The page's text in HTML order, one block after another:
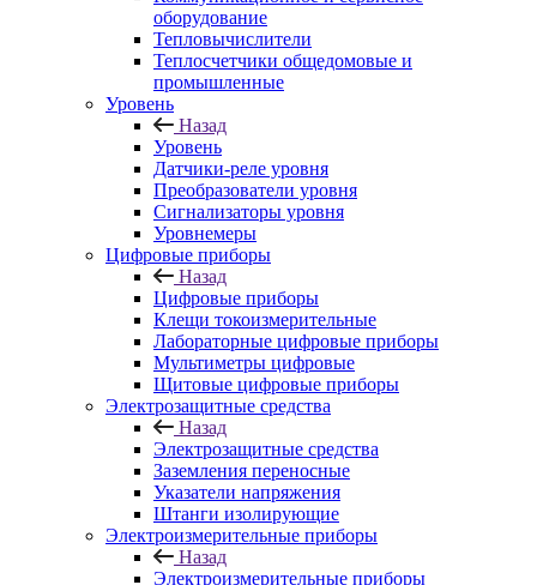
оборудование
Тепловычислители
Теплосчетчики общедомовые и
промышленные
Уровень
Назад
Уровень
Датчики-реле уровня
Преобразователи уровня
Сигнализаторы уровня
Уровнемеры
Цифровые приборы
Назад
Цифровые приборы
Клещи токоизмерительные
Лабораторные цифровые приборы
Мультиметры цифровые
Щитовые цифровые приборы
Электрозащитные средства
Назад
Электрозащитные средства
Заземления переносные
Указатели напряжения
Штанги изолирующие
Электроизмерительные приборы
Назад
Электроизмерительные приборы